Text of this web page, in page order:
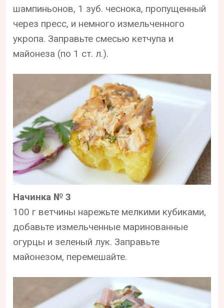
шампиньонов, 1 зуб. чеснока, пропущенный
через пресс, и немного измельченного
укропа. Заправьте смесью кетчупа и
майонеза (по 1 ст. л.).
Начинка № 3
100 г ветчины нарежьте мелкими кубиками,
добавьте измельченные маринованные
огурцы и зеленый лук. Заправьте
майонезом, перемешайте.